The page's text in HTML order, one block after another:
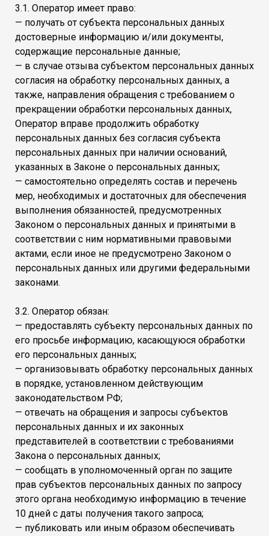
3.1. Оператор имеет право:
— получать от субъекта персональных данных
достоверные информацию и/или документы,
содержащие персональные данные;
— в случае отзыва субъектом персональных данных
согласия на обработку персональных данных, а
также, направления обращения с требованием о
прекращении обработки персональных данных,
Оператор вправе продолжить обработку
персональных данных без согласия субъекта
персональных данных при наличии оснований,
указанных в Законе о персональных данных;
— самостоятельно определять состав и перечень
мер, необходимых и достаточных для обеспечения
выполнения обязанностей, предусмотренных
Законом о персональных данных и принятыми в
соответствии с ним нормативными правовыми
актами, если иное не предусмотрено Законом о
персональных данных или другими федеральными
законами.
3.2. Оператор обязан:
— предоставлять субъекту персональных данных по
его просьбе информацию, касающуюся обработки
его персональных данных;
— организовывать обработку персональных данных
в порядке, установленном действующим
законодательством РФ;
— отвечать на обращения и запросы субъектов
персональных данных и их законных
представителей в соответствии с требованиями
Закона о персональных данных;
— сообщать в уполномоченный орган по защите
прав субъектов персональных данных по запросу
этого органа необходимую информацию в течение
10 дней с даты получения такого запроса;
— публиковать или иным образом обеспечивать